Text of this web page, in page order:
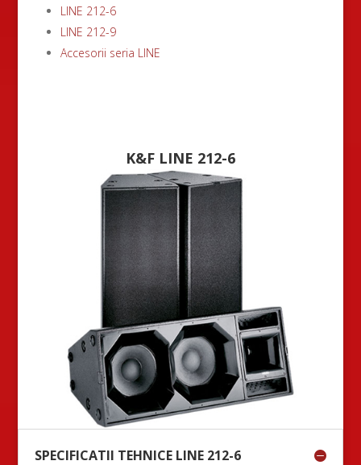
LINE 212-6
LINE 212-9
Accesorii seria LINE
K&F LINE 212-6
SPECIFICATII TEHNICE LINE 212-6